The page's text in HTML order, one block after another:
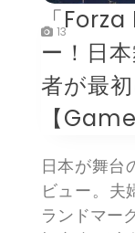
13
「Forza
ー！日
者が最
【
日本が舞台
ビュー。夫
ランドマー